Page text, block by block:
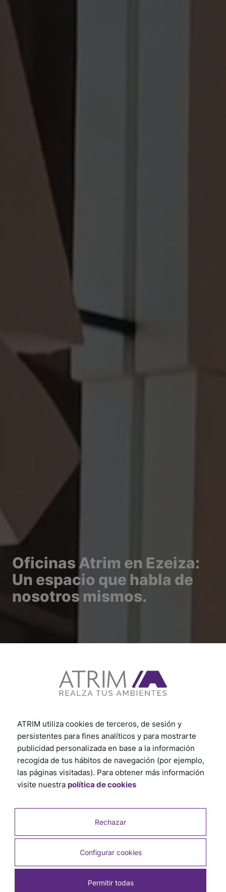
Oficinas Atrim en Ezeiza:
Un espacio que habla de
nosotros mismos.
ATRIM utiliza cookies de terceros, de sesión y
persistentes para fines analíticos y para mostrarte
publicidad personalizada en base a la información
recogida de tus hábitos de navegación (por ejemplo,
las páginas visitadas). Para obtener más información
visite nuestra política de cookies
Rechazar
Configurar cookies
Permitir todas